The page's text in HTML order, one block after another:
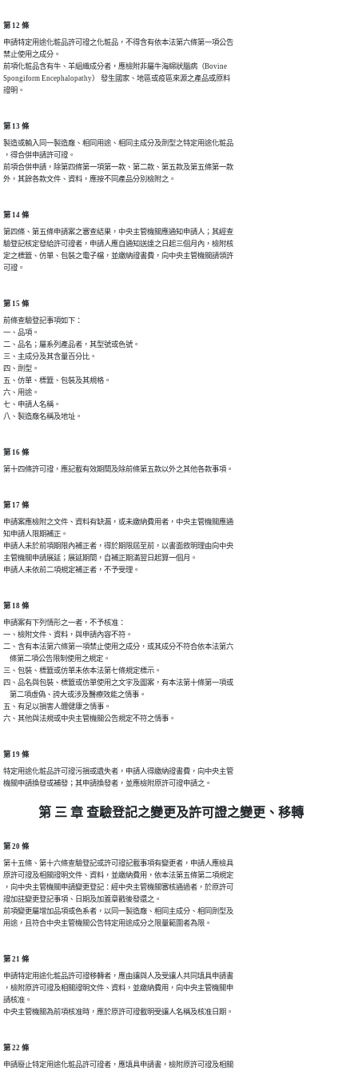
第 12 條
申請特定用途化粧品許可證之化粧品，不得含有依本法第六條第一項公告
禁止使用之成分。
前項化粧品含有牛、羊組織成分者，應檢附非屬牛海綿狀腦病（Bovine
Spongiform Encephalopathy） 發生國家、地區或疫區來源之產品或原料
證明。
第 13 條
製造或輸入同一製造廠、相同用途、相同主成分及劑型之特定用途化粧品
，得合併申請許可證。
前項合併申請，除第四條第一項第一款、第二款、第五款及第五條第一款
外，其餘各款文件、資料，應按不同產品分別檢附之。
第 14 條
第四條、第五條申請案之審查結果，中央主管機關應通知申請人；其經查
驗登記核定發給許可證者，申請人應自通知送達之日起三個月內，檢附核
定之標籤、仿單、包裝之電子檔，並繳納證書費，向中央主管機關請領許
可證。
第 15 條
前條查驗登記事項如下：
一、品項。
二、品名；屬系列產品者，其型號或色號。
三、主成分及其含量百分比。
四、劑型。
五、仿單、標籤、包裝及其規格。
六、用途。
七、申請人名稱。
八、製造廠名稱及地址。
第 16 條
第十四條許可證，應記載有效期間及除前條第五款以外之其他各款事項。
第 17 條
申請案應檢附之文件、資料有缺漏，或未繳納費用者，中央主管機關應通
知申請人限期補正。
申請人未於前項期限內補正者，得於期限屆至前，以書面敘明理由向中央
主管機關申請展延；展延期間，自補正期滿翌日起算一個月。
申請人未依前二項規定補正者，不予受理。
第 18 條
申請案有下列情形之一者，不予核准：
一、檢附文件、資料，與申請內容不符。
二、含有本法第六條第一項禁止使用之成分，或其成分不符合依本法第六
    條第二項公告限制使用之規定。
三、包裝、標籤或仿單未依本法第七條規定標示。
四、品名與包裝、標籤或仿單使用之文字及圖案，有本法第十條第一項或
    第二項虛偽、誇大或涉及醫療效能之情事。
五、有足以損害人體健康之情事。
六、其他與法規或中央主管機關公告規定不符之情事。
第 19 條
特定用途化粧品許可證污損或遺失者，申請人得繳納證書費，向中央主管
機關申請換發或補發；其申請換發者，並應檢附原許可證申請之。
第 三 章 查驗登記之變更及許可證之變更、移轉
第 20 條
第十五條、第十六條查驗登記或許可證記載事項有變更者，申請人應檢具
原許可證及相關證明文件、資料，並繳納費用，依本法第五條第二項規定
，向中央主管機關申請變更登記：經中央主管機關審核通過者，於原許可
證加註變更登記事項、日期及加蓋章戳後發還之。
前項變更屬增加品項或色系者，以同一製造廠、相同主成分、相同劑型及
用途，且符合中央主管機關公告特定用途成分之限量範圍者為限。
第 21 條
申請特定用途化粧品許可證移轉者，應由讓與人及受讓人共同填具申請書
，檢附原許可證及相關證明文件、資料，並繳納費用，向中央主管機關申
請核准。
中央主管機關為前項核准時，應於原許可證載明受讓人名稱及核准日期。
第 22 條
申請廢止特定用途化粧品許可證者，應填具申請書，檢附原許可證及相關